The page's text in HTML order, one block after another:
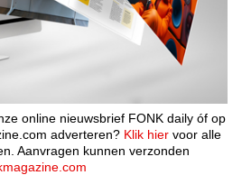
online nieuwsbrief FONK daily óf op
adverteren? Klik hier voor alle
Aanvragen kunnen verzonden